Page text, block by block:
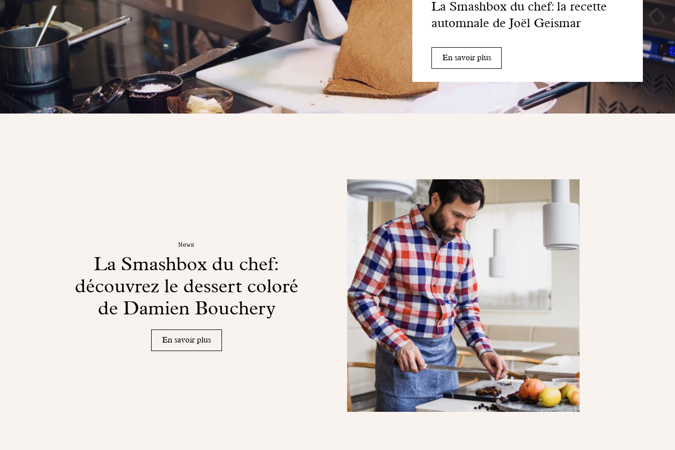
La Smashbox du chef: la recette
automnale de Joël Geismar
En savoir plus
News
La Smashbox du chef:
découvrez le dessert coloré
de Damien Bouchery
En savoir plus